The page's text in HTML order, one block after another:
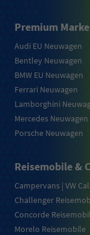
Premium
Audi EU Neuwagen
Bentley Neuwagen
BMW EU Neuwagen
Ferrari Neuwagen
Lamborghini
Mercedes Neuwagen
Porsche Neuwagen
Reisemobile &
Campervans | VW
Challenger
Concorde
Morelo Reisemobile